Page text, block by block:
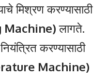
मिश्रण करण्यासाठी
Machine)लागते.
करण्यासाठी
Machine)